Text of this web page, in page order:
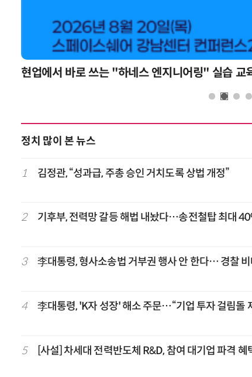
현업에서 바로 쓰는 "하네스 엔지니어링" 실습 교
정치 많이 본 뉴스
1 김정관, “성과급, 주총 승인 거치도록 상법 개정”
2 기후부, 전력망 갈등 해법 내놨다…송전철탑 최대
3 李대통령, 형사소송법 거부권 행사 안 한다… 경찰
4 李대통령, 'K자 성장' 해소 주문…“기업 투자 걸림돌
5 [사설] 차세대 전력반도체 R&D, 참여 대기업 파격 혜